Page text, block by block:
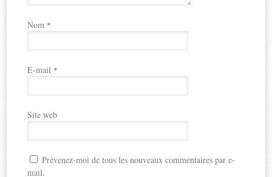
Nom *
E-mail *
Site web
Prévenez-moi de tous les nouveaux commentaires par e-
mail.